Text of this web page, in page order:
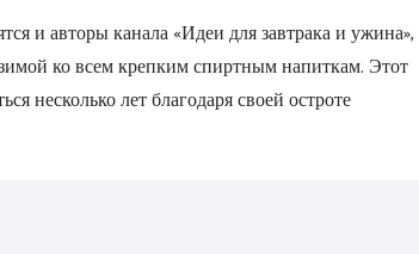
и авторы канала «Идеи для завтрака и ужина»,
ко всем крепким спиртным напиткам. Этот
несколько лет благодаря своей остроте